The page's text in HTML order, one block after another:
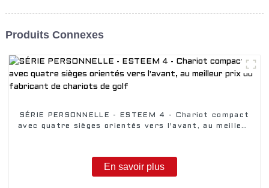
Produits Connexes
SÉRIE PERSONNELLE - ESTEEM 4 - Chariot compact
avec quatre sièges orientés vers l'avant, au meilleur
En savoir plus